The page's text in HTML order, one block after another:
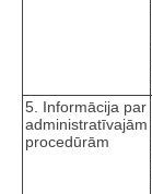
5. Informācija par
administratīvajām
procedūrām